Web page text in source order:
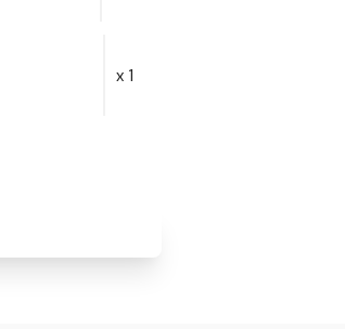
x 1